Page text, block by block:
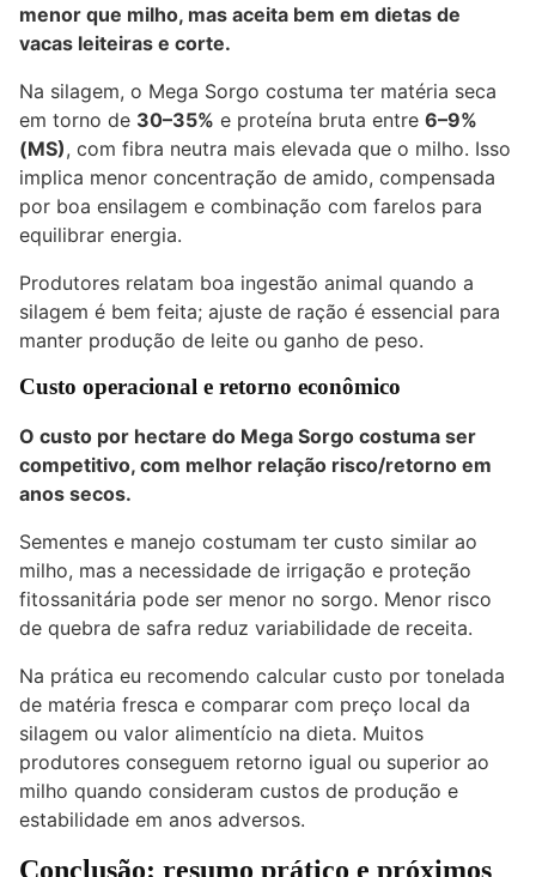
menor que milho, mas aceita bem em dietas de
vacas leiteiras e corte.
Na silagem, o Mega Sorgo costuma ter matéria seca
em torno de 30–35% e proteína bruta entre 6–9%
(MS), com fibra neutra mais elevada que o milho. Isso
implica menor concentração de amido, compensada
por boa ensilagem e combinação com farelos para
equilibrar energia.
Produtores relatam boa ingestão animal quando a
silagem é bem feita; ajuste de ração é essencial para
manter produção de leite ou ganho de peso.
Custo operacional e retorno econômico
O custo por hectare do Mega Sorgo costuma ser
competitivo, com melhor relação risco/retorno em
anos secos.
Sementes e manejo costumam ter custo similar ao
milho, mas a necessidade de irrigação e proteção
fitossanitária pode ser menor no sorgo. Menor risco
de quebra de safra reduz variabilidade de receita.
Na prática eu recomendo calcular custo por tonelada
de matéria fresca e comparar com preço local da
silagem ou valor alimentício na dieta. Muitos
produtores conseguem retorno igual ou superior ao
milho quando consideram custos de produção e
estabilidade em anos adversos.
Conclusão: resumo prático e próximos